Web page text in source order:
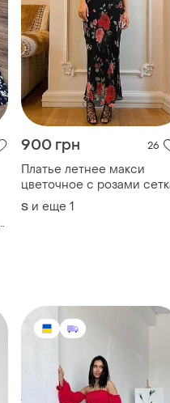
900 грн
Платье летнее макси
цветочное с розами сетка
y2k и еще 1